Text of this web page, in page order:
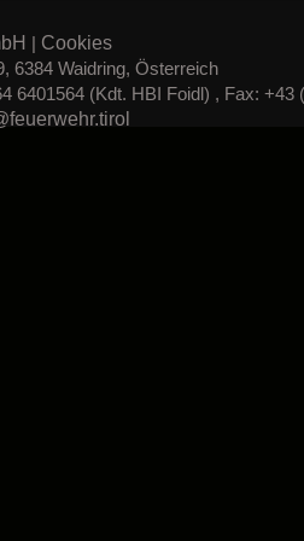
| Cookies
6384 Waidring, Österreich
6401564 (Kdt. HBI Foidl) , Fax: +43